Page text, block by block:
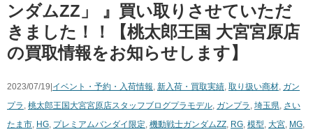
ンダムZZ」 ​』買い取りさせていただ
きました！！【桃太郎王国 大宮宮原店
の買取情報をお知らせします】
2023/07/19|イベント・予約・入荷情報 新入荷・買取実績 取り扱い商材 ガン
プラ 桃太郎王国大宮宮原店スタッフブログプラモデル ガンプラ 埼玉県 さい
たま市 HG プレミアムバンダイ限定 機動戦士ガンダムZZ RG 模型 大宮 MG